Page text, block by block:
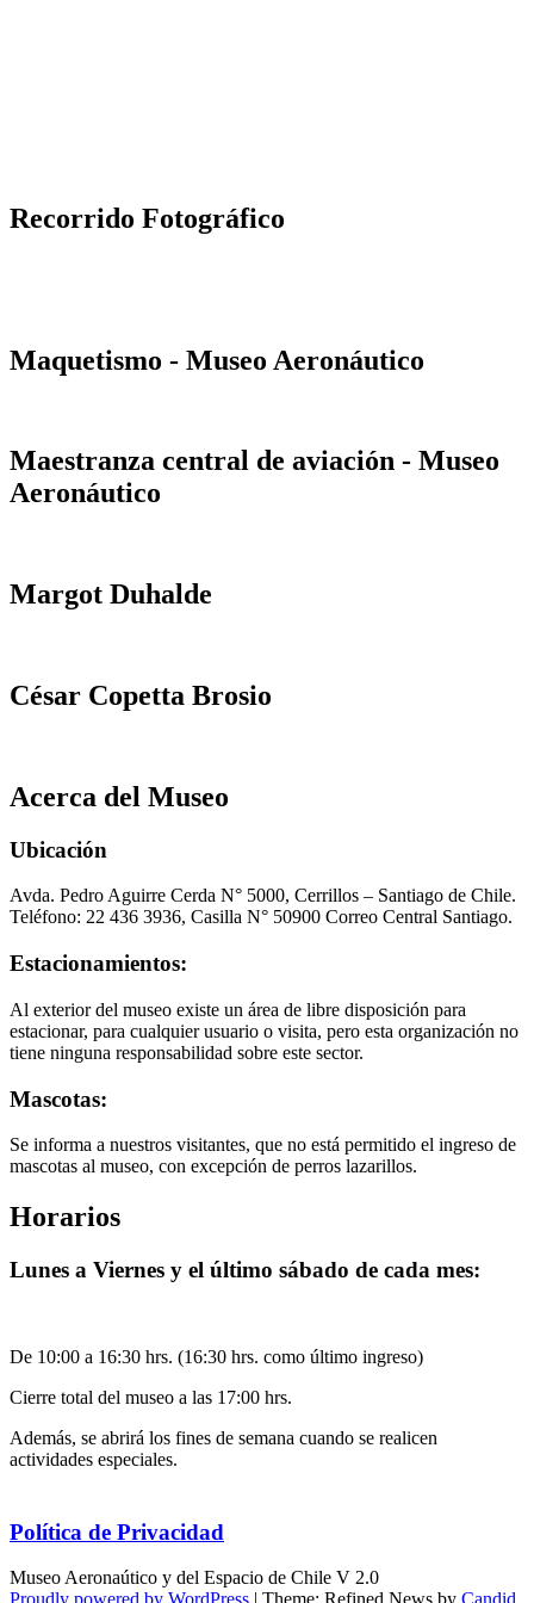
Recorrido Fotográfico
Maquetismo - Museo Aeronáutico
Maestranza central de aviación - Museo
Aeronáutico
Margot Duhalde
César Copetta Brosio
Acerca del Museo
Ubicación
Avda. Pedro Aguirre Cerda N° 5000, Cerrillos – Santiago de Chile.
Teléfono: 22 436 3936, Casilla N° 50900 Correo Central Santiago.
Estacionamientos:
Al exterior del museo existe un área de libre disposición para
estacionar, para cualquier usuario o visita, pero esta organización no
tiene ninguna responsabilidad sobre este sector.
Mascotas:
Se informa a nuestros visitantes, que no está permitido el ingreso de
mascotas al museo, con excepción de perros lazarillos.
Horarios
Lunes a Viernes y el último sábado de cada mes:
De 10:00 a 16:30 hrs. (16:30 hrs. como último ingreso)
Cierre total del museo a las 17:00 hrs.
Además, se abrirá los fines de semana cuando se realicen
actividades especiales.
Política de Privacidad
Museo Aeronaútico y del Espacio de Chile V 2.0